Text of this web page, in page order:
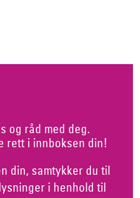
og råd med deg.
rett i innboksen din!
din, samtykker du til
i henhold til